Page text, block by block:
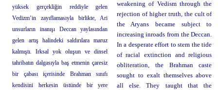
yüksek gerçekliğin reddiyle gelen
Vedizm’in zayıflamasıyla birlikte, Ari
unsurların inanışı Deccan yaylasından
gelen artış halindeki saldırılara maruz
kalmıştı. Irksal yok oluşun ve dinsel
tahribatın dalgasıyla baş etmenin çaresiz
bir çabası içerisinde Brahman sınıfı
kendisini herkesin üstünde bir yere
weakening of Vedism through the
rejection of higher truth, the cult of
the Aryans became subject to
increasing inroads from the Deccan.
In a desperate effort to stem the tide
of racial extinction and religious
obliteration, the Brahman caste
sought to exalt themselves above
all else. They taught that the